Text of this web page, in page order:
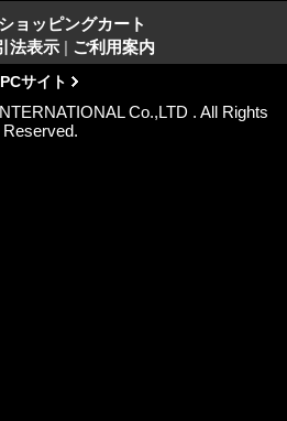
ショッピングカート
法表示 | ご利用案内
PCサイト
Co.,LTD . All Rights
Reserved.